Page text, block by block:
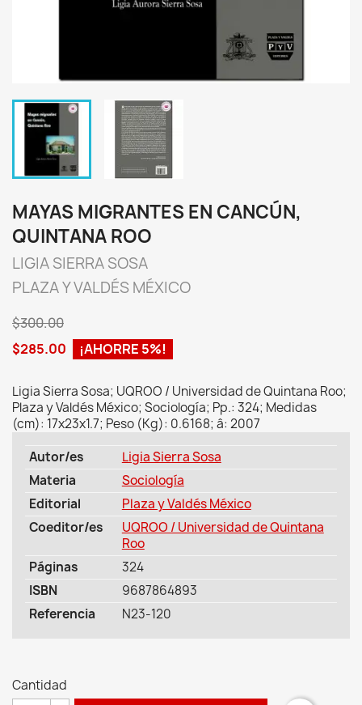
MAYAS MIGRANTES EN CANCÚN,
QUINTANA ROO
LIGIA SIERRA SOSA
PLAZA Y VALDÉS MÉXICO
$300.00
$285.00
¡AHORRE 5%!
Ligia Sierra Sosa; UQROO / Universidad de Quintana Roo;
Plaza y Valdés México; Sociología; Pp.: 324; Medidas
(cm): 17x23x1.7; Peso (Kg): 0.6168; â: 2007
Autor/es
Ligia Sierra Sosa
Materia
Sociología
Editorial
Plaza y Valdés México
Coeditor/es
UQROO / Universidad de Quintana
Roo
Páginas
324
ISBN
9687864893
Referencia
N23-120
Cantidad